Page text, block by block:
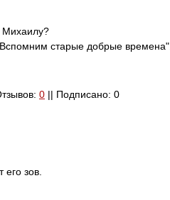
Михаилу?
старые добрые времена".
0 || Подписано: 0
зов.